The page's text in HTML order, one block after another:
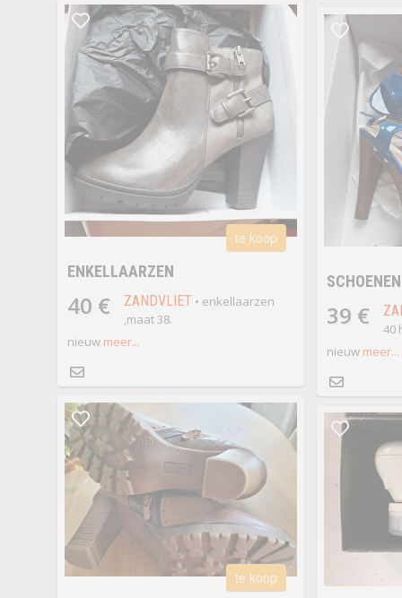
te koop
ENKELLAARZEN
40 € ZANDVLIET • enkellaarzen
,maat 38.
nieuw meer...
39 €
40
nieuw meer...
te koop